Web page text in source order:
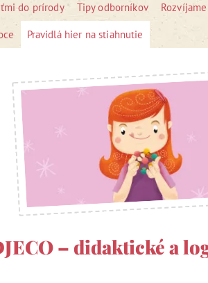
do prírody Tipy odborníkov
Pravidlá hier na stiahnutie
– didaktické a